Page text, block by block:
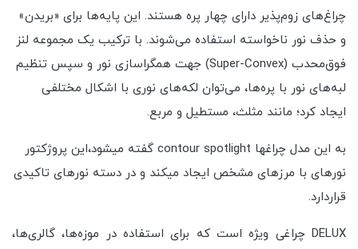
چراغ‌های زوم‌پذیر دارای چهار پره هستند. این پایه‌ها برای «بریدن»
و حذف نور ناخواسته استفاده می‌شوند. با ترکیب یک مجموعه لنز
فوق‌محدب (Super-Convex) جهت همگراسازی نور و سپس تنظیم
لبه‌های نور با پره‌ها، می‌توان لکه‌های نوری با اشکال مختلفی
ایجاد کرد؛ مانند مثلث، مستطیل و مربع.
به این مدل چراغها contour spotlight گفته میشود،این پروژکتور
نورهای با مرزهای مشخص ایجاد میکند و در دسته نورهای تاکیدی
قراردارد.
DELUX چراغی ویژه است که برای استفاده در موزه‌ها، گالری‌ها،